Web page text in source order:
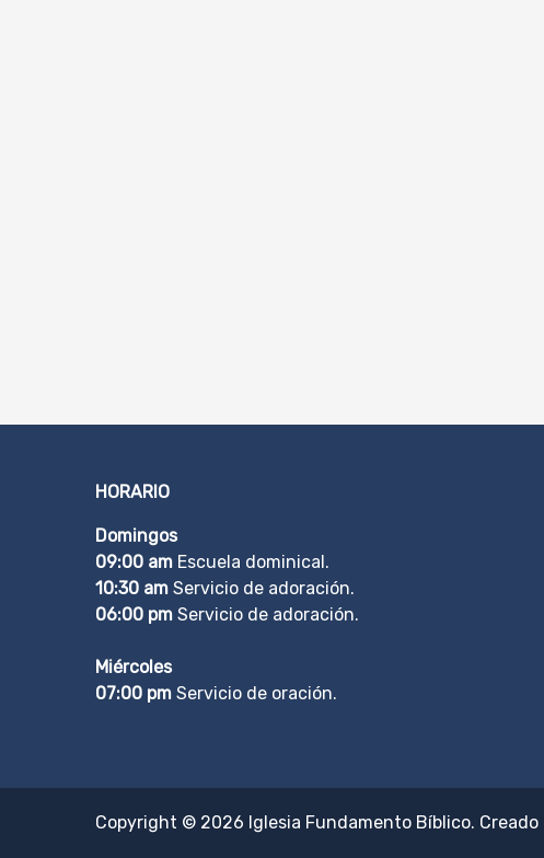
HORARIO
Domingos
09:00 am Escuela dominical.
10:30 am Servicio de adoración.
06:00 pm Servicio de adoración.
Miércoles
07:00 pm Servicio de oración.
Copyright © 2026 Iglesia Fundamento Bíblico. Creado